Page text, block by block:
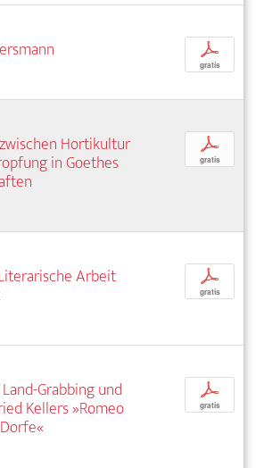
p
gratis
Hortikultur
in Goethes
p
gratis
Arbeit
p
gratis
Grabbing und
Kellers »Romeo
p
gratis